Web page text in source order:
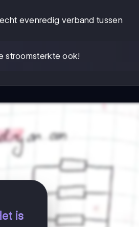
evenredig verband tussen
stroomsterkte ook!
is